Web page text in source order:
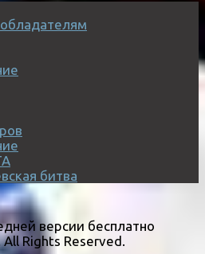
битва
версии бесплатно
Rights Reserved.